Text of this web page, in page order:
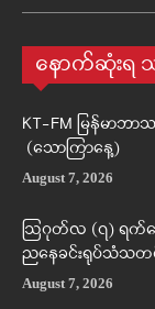
နောက်ဆုံးရ သ
KT-FM မြန်မာဘ
(သောကြာနေ့)
August 7, 2026
ဩဂုတ်လ (၇) ရက်န
ညနေခင်းရုပ်သံသတ
August 7, 2026